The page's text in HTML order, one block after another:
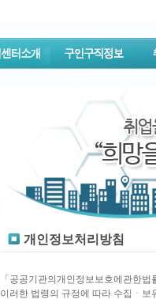
개인정보처리방침
「공공기관의개인정보보호에관한
이러한 법령의 규정에 따라 수집ㆍ